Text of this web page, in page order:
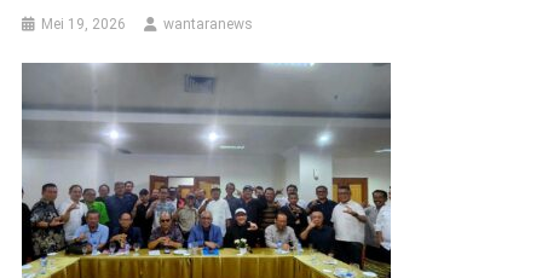
Mei 19, 2026 wantaranews